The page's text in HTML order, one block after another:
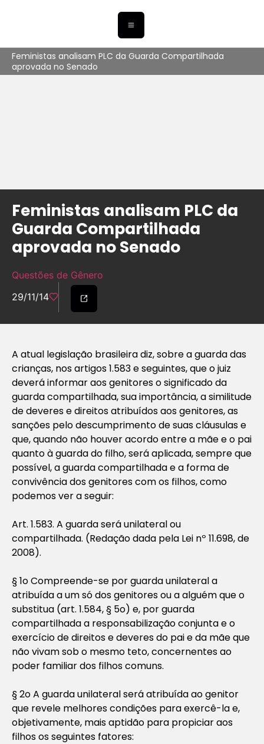
Feministas analisam PLC da Guarda Compartilhada
aprovada no Senado
Feministas analisam PLC da
Guarda Compartilhada
aprovada no Senado
Questões de Gênero
29/11/14
A atual legislação brasileira diz, sobre a guarda das
crianças, nos artigos 1.583 e seguintes, que o juiz
deverá informar aos genitores o significado da
guarda compartilhada, sua importância, a similitude
de deveres e direitos atribuídos aos genitores, as
sanções pelo descumprimento de suas cláusulas e
que, quando não houver acordo entre a mãe e o pai
quanto à guarda do filho, será aplicada, sempre que
possível, a guarda compartilhada e a forma de
convivência dos genitores com os filhos, como
podemos ver a seguir:
Art. 1.583. A guarda será unilateral ou
compartilhada. (Redação dada pela Lei nº 11.698, de
2008).
§ 1o Compreende-se por guarda unilateral a
atribuída a um só dos genitores ou a alguém que o
substitua (art. 1.584, § 5o) e, por guarda
compartilhada a responsabilização conjunta e o
exercício de direitos e deveres do pai e da mãe que
não vivam sob o mesmo teto, concernentes ao
poder familiar dos filhos comuns.
§ 2o A guarda unilateral será atribuída ao genitor
que revele melhores condições para exercê-la e,
objetivamente, mais aptidão para propiciar aos
filhos os seguintes fatores: